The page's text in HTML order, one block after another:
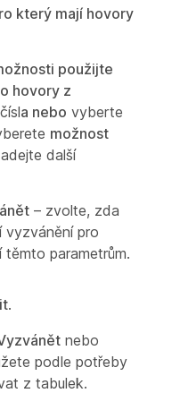
který mají hovory
použijte
hovory z
a nebo vyberte
možnost
další
– zvolte, zda
vyzvánění pro
parametrům.
.
nebo
podle potřeby
z tabulek.